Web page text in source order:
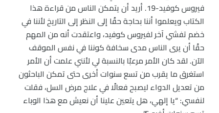
فيروس كوفيد-19. أريد أن يتمكن الناس من قراءة هذا
الكتاب ويعلموا أننا بحاجة حقًا إلى النظر إلى التاريخ لأننا في
خضم تفشي آخر لفيروس كوفيد، واعتقدت أنه من المهم
حقًا أن يرى الناس مدى سخافة كوننا في نفس الموقف
الآن. لقد كان الأمر مرعبًا بالنسبة لي لأنني علمت أن الأمر
استغرق ما يقرب من تسع سنوات أخرى حتى تمكن الباحثون
من تعديل الدواء ليصبح فعالًا في علاج مرض السل، فقلت
لنفسي: “يا إلهي، هل يتعين علينا أن نعيش مع هذا الوباء